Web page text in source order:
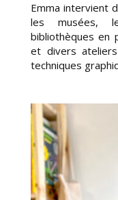
Emma intervient
les musées,
bibliothèques en
et divers
techniques